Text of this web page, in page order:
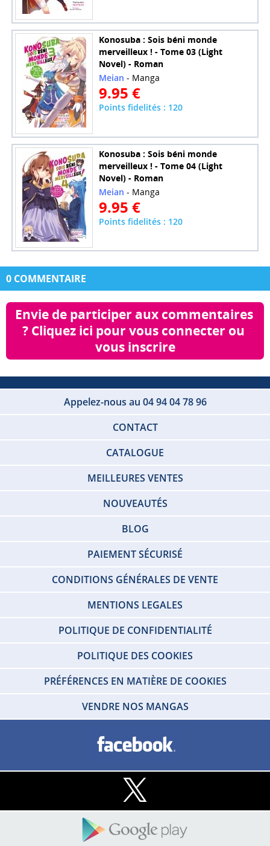
Konosuba : Sois béni monde
merveilleux ! - Tome 03 (Light
Novel) - Roman
Meian - Manga
9.95 €
Points fidelités : 120
Konosuba : Sois béni monde
merveilleux ! - Tome 04 (Light
Novel) - Roman
Meian - Manga
9.95 €
Points fidelités : 120
0 COMMENTAIRE
Envie de participer aux commentaires
? Cliquez ici pour vous connecter ou
vous inscrire
Appelez-nous au 04 94 04 78 96
CONTACT
CATALOGUE
MEILLEURES VENTES
NOUVEAUTÉS
BLOG
PAIEMENT SÉCURISÉ
CONDITIONS GÉNÉRALES DE VENTE
MENTIONS LEGALES
POLITIQUE DE CONFIDENTIALITÉ
POLITIQUE DES COOKIES
PRÉFÉRENCES EN MATIÈRE DE COOKIES
VENDRE NOS MANGAS